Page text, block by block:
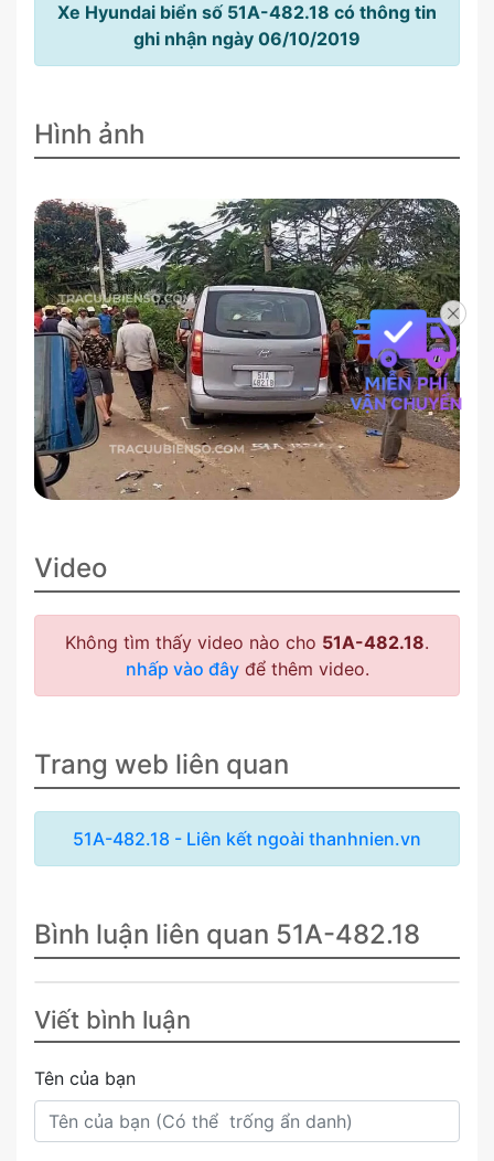
Xe Hyundai biển số 51A-482.18 có thông tin
ghi nhận ngày 06/10/2019
Hình ảnh
Video
Không tìm thấy video nào cho 51A-482.18.
nhấp vào đâyđể thêm video.
Trang web liên quan
51A-482.18 - Liên kết ngoài thanhnien.vn
Bình luận liên quan 51A-482.18
Viết bình luận
Tên của bạn